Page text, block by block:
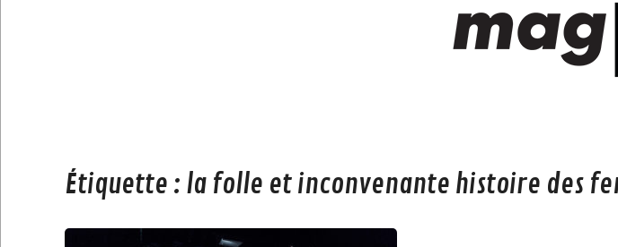
Étiquette : la folle et inconvenante histoire des